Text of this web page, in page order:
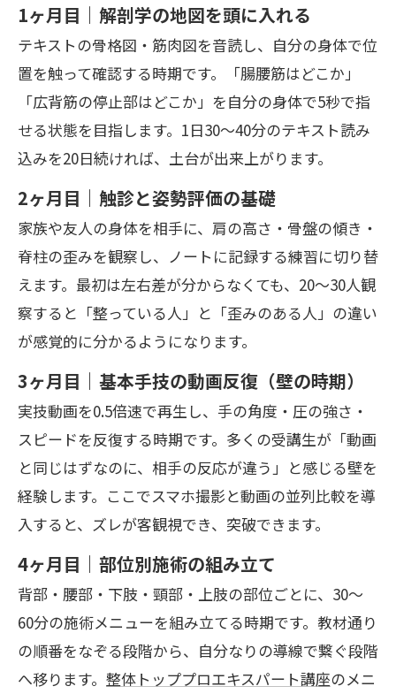
1ヶ月目｜解剖学の地図を頭に入れる
テキストの骨格図・筋肉図を音読し、自分の身体で位
置を触って確認する時期です。「腸腰筋はどこか」
「広背筋の停止部はどこか」を自分の身体で5秒で指
せる状態を目指します。1日30〜40分のテキスト読み
込みを20日続ければ、土台が出来上がります。
2ヶ月目｜触診と姿勢評価の基礎
家族や友人の身体を相手に、肩の高さ・骨盤の傾き・
脊柱の歪みを観察し、ノートに記録する練習に切り替
えます。最初は左右差が分からなくても、20〜30人観
察すると「整っている人」と「歪みのある人」の違い
が感覚的に分かるようになります。
3ヶ月目｜基本手技の動画反復（壁の時期）
実技動画を0.5倍速で再生し、手の角度・圧の強さ・
スピードを反復する時期です。多くの受講生が「動画
と同じはずなのに、相手の反応が違う」と感じる壁を
経験します。ここでスマホ撮影と動画の並列比較を導
入すると、ズレが客観視でき、突破できます。
4ヶ月目｜部位別施術の組み立て
背部・腰部・下肢・頸部・上肢の部位ごとに、30〜
60分の施術メニューを組み立てる時期です。教材通り
の順番をなぞる段階から、自分なりの導線で繋ぐ段階
へ移ります。 整体トッププロエキスパート講座のメニ